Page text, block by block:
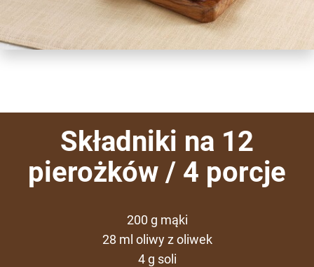
Składniki na 12
pierożków / 4 porcje
200 g mąki
28 ml oliwy z oliwek
4 g soli